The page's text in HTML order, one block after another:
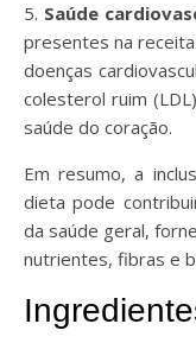
5. Saúde
presentes na
doenças
colesterol ruim
saúde do coração.
Em resumo, a
dieta pode
da saúde geral,
nutrientes, fibras e